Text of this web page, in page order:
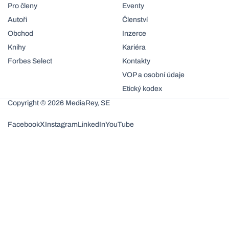
Pro členy
Autoři
Obchod
Knihy
Forbes Select
Eventy
Členství
Inzerce
Kariéra
Kontakty
VOP a osobní údaje
Etický kodex
Copyright © 2026 MediaRey, SE
FacebookXInstagramLinkedInYouTube